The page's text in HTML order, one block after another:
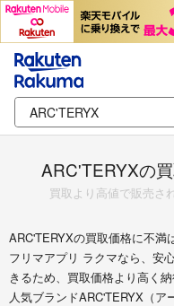
ARC'TERYXの
買取より高値で販売さ
ARC'TERYXの買取価格に不満
フリマアプリ ラクマなら、安
きるため、買取価格より高く
人気ブランドARC'TERYX（